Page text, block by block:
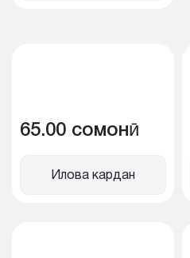
65.00 сомонӣ
Илова кардан